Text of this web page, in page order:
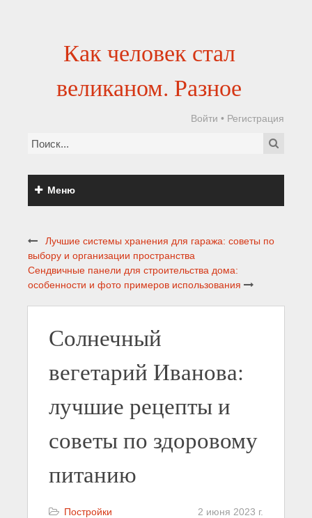
Как человек стал
великаном. Разное
Войти • Регистрация
Меню
Лучшие системы хранения для гаража: советы по
выбору и организации пространства
Сендвичные панели для строительства дома:
особенности и фото примеров использования
Солнечный
вегетарий Иванова:
лучшие рецепты и
советы по здоровому
питанию
Постройки 2 июня 2023 г.